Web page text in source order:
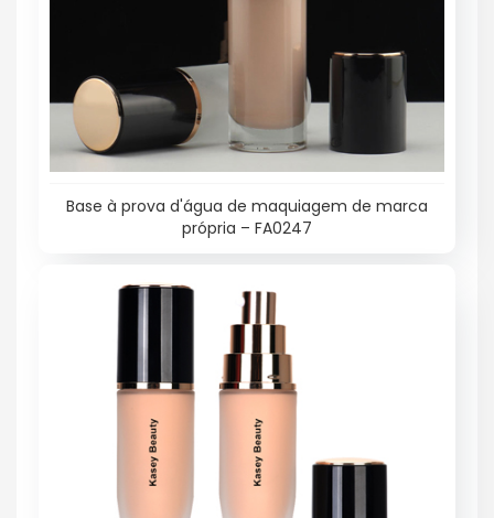
Base à prova d'água de maquiagem de marca
própria – FA0247